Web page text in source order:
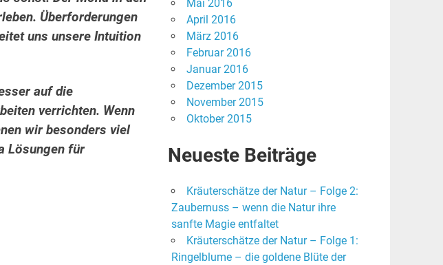
Überforderungen
uns unsere Intuition
auf die
verrichten. Wenn
wir besonders viel
Lösungen für
Mai 2016
April 2016
März 2016
Februar 2016
Januar 2016
Dezember 2015
November 2015
Oktober 2015
Neueste Beiträge
Kräuterschätze der Natur – Folge 2:
Zaubernuss – wenn die Natur ihre
sanfte Magie entfaltet
Kräuterschätze der Natur – Folge 1:
Ringelblume – die goldene Blüte der